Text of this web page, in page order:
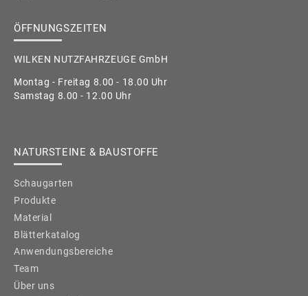
ÖFFNUNGSZEITEN
WILKEN NUTZFAHRZEUGE GmbH
Montag - Freitag 8.00 - 18.00 Uhr
Samstag 8.00 - 12.00 Uhr
NATURSTEINE & BAUSTOFFE
Schaugarten
Produkte
Material
Blätterkatalog
Anwendungsbereiche
Team
Über uns